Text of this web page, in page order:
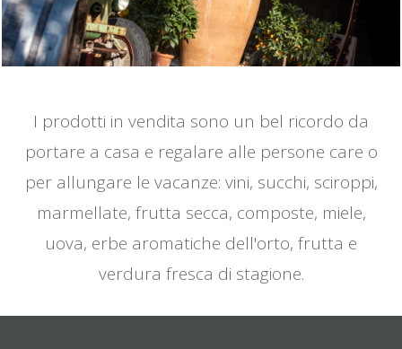
I prodotti in vendita sono un bel ricordo da
portare a casa e regalare alle persone care o
per allungare le vacanze: vini, succhi, sciroppi,
marmellate, frutta secca, composte, miele,
uova, erbe aromatiche dell'orto, frutta e
verdura fresca di stagione.